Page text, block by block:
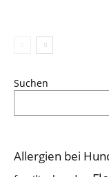
Suchen
Allergien bei